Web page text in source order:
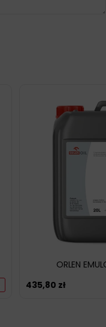
ORLEN
435,80 zł